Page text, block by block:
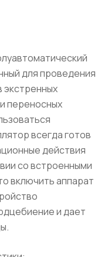
для проведения
экстренных
переносных
всегда готов
действия
со встроенными
включить аппарат
и дает